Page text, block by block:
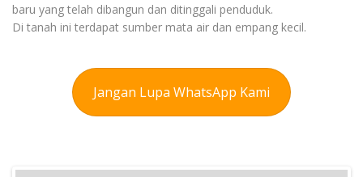
baru yang telah dibangun dan ditinggali penduduk.
Di tanah ini terdapat sumber mata air dan empang kecil.
Jangan Lupa WhatsApp Kami